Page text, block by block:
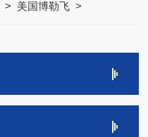
> 美国博勒飞 >